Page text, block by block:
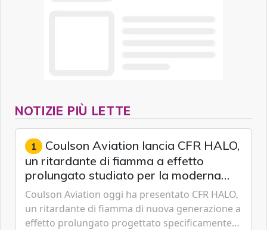
NOTIZIE PIÙ LETTE
1 Coulson Aviation lancia CFR HALO,
un ritardante di fiamma a effetto
prolungato studiato per la moderna
lotta aerea contro gli incendi
Coulson Aviation oggi ha presentato CFR HALO,
un ritardante di fiamma di nuova generazione a
effetto prolungato progettato specificamente